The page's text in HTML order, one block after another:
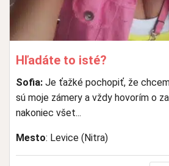
Hľadáte to isté?
Sofia: Je ťažké pochopiť, že
sú moje zámery a vždy hovorím o
nakoniec všet...
Mesto: Levice (Nitra)